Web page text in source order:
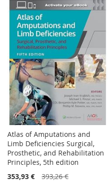
À
LISTA
DE
DESEJOS
Atlas of Amputations and
Limb Deficiencies Surgical,
Prosthetic, and Rehabilitation
Principles, 5th edition
353,93 €
393,26 €